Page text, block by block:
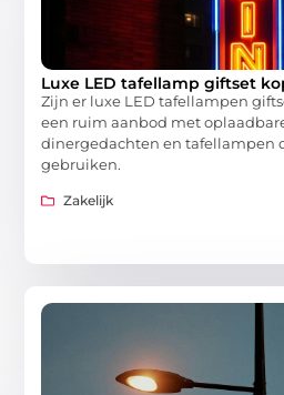
Luxe LED tafellamp giftset
Zijn er luxe LED tafellampen
een ruim aanbod met
dinergedachten en tafellampen
gebruiken.
Zakelijk